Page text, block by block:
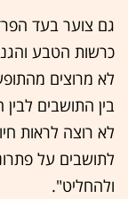
גם צוער בעד
כרשות הטבע
לא מרוצים
בין התושבים
לא רוצה לראות
לתושבים על
ולהחליט".